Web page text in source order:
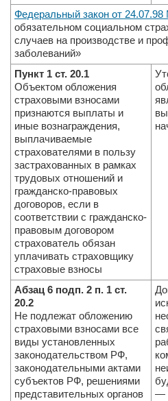
Федеральный закон от
обязательном социальном
случаев на производстве и
заболеваний»
Пункт 1 ст. 20.1
Объектом обложения
страховыми взносами
признаются выплаты и
иные вознаграждения,
выплачиваемые
страхователями в пользу
застрахованных в рамках
трудовых отношений и
гражданско-правовых
договоров, если в
соответствии с гражданско-
правовым договором
страхователь обязан
уплачивать страховщику
страховые взносы
Абзац 6 подп. 2 п. 1 ст.
20.2
Не подлежат обложению
страховыми взносами все
виды установленных
законодательством РФ,
законодательными актами
субъектов РФ, решениями
представительных органов
—